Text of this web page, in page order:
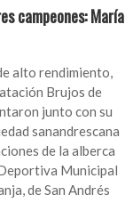
campeones: María
alto rendimiento,
Brujos de
junto con su
sanandrescana
de la alberca
Municipal
de San Andrés